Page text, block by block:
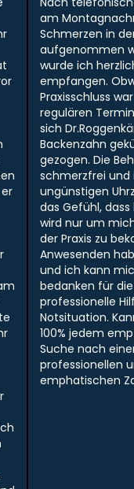
am
Schmerzen in
aufgenommen
wurde ich
empfangen.
Praxisschluss
regulären
sich
Backenzahn
gezogen. Die
schmerzfrei
ungünstigen
das Gefühl,
wird nur um
der Praxis zu
Anwesenden
und ich kann
bedanken für
professionelle
Notsituation.
100% jedem
Suche nach
professionellen
emphatischen